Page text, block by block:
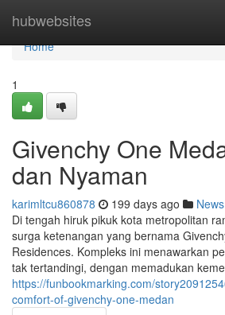
hubwebsites
Home
Home
1
Givenchy One
dan Nyaman
karimltcu860878 199 days ago News
Di tengah hiruk pikuk kota metropolitan
surga ketenangan yang bernama
Residences. Kompleks ini menawarkan
tak tertandingi, dengan memadukan
https://funbookmarking.com/
comfort-of-givenchy-one-medan